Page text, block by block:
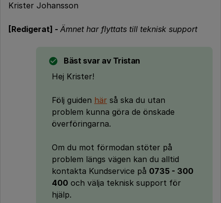
Krister Johansson
[Redigerat] - Ämnet har flyttats till teknisk support
Bäst svar av Tristan
Hej Krister!
Följ guiden här så ska du utan
problem kunna göra de önskade
överföringarna.
Om du mot förmodan stöter på
problem längs vägen kan du alltid
kontakta Kundservice på 0735 - 300
400 och välja teknisk support för
hjälp.